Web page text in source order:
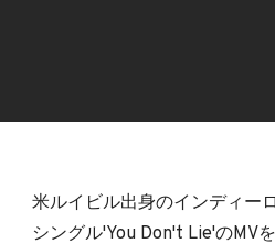
米ルイビル出身のインディー
シングル'You Don't Lie'のMVを